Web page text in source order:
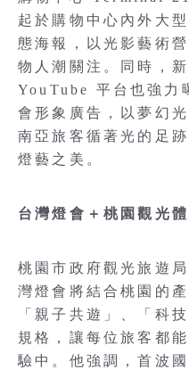
起於購物中心內外大
態海報，以光影藝術
物人潮關注。同時，
YouTube 平台也強力
會形象廣告，以夢幻
南亞旅客循著光的足
燈藝之美。
台灣燈會＋桃園觀光
桃園市政府觀光旅遊
灣燈會將結合桃園的
「親子共遊」、「科
規格，讓每位旅客都
驗中。他強調，首波